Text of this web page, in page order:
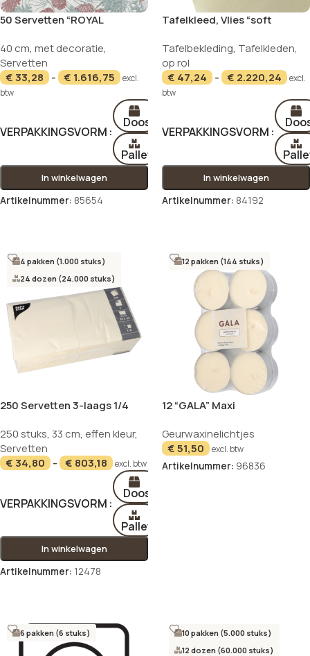
50 Servetten “ROYAL
40 cm “Majestic Deer”
40 cm, met decoratie,
Servetten
€33,28 - € 1.616,75
excl.
btw
VERPAKKINGSVORM
Doos
Pallet
In winkelwagen
Artikelnummer: 85654
Tafelkleed, Vlies “soft
creme
Tafelbekleding, Tafelkleden,
op rol
€ 47,24 - € 2.220,24
excl.
btw
VERPAKKINGSVORM
In winkelwagen
Artikelnummer: 84192
4 pakken (1.000 stuks)
24 dozen (24.000 stuks)
250 Servetten 3-laags 1/4
250 stuks, 33 cm, effen kleur,
Servetten
€34,80 - € 803,18 excl. btw
VERPAKKINGSVORM
Doos
Pallet
In winkelwagen
Artikelnummer: 12478
12 pakken (144 stuks)
12 “GALA” Maxi
mm creme – Soft Vanilla
Geurwaxinelichtjes
€51,50 excl. btw
Artikelnummer: 96836
6 pakken (6 stuks)
10 pakken (5.000 stuks)
12 dozen (60.000 stuks)